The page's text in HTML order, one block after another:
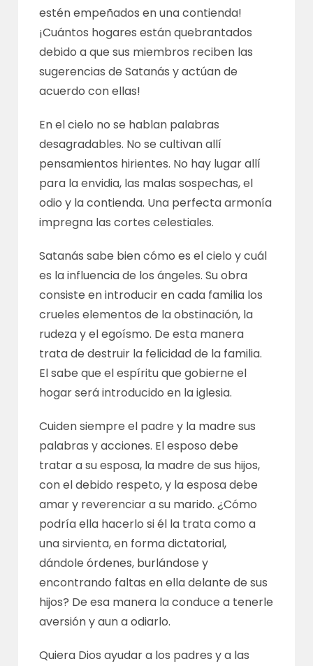
estén empeñados en una contienda!
¡Cuántos hogares están quebrantados
debido a que sus miembros reciben las
sugerencias de Satanás y actúan de
acuerdo con ellas!
En el cielo no se hablan palabras
desagradables. No se cultivan allí
pensamientos hirientes. No hay lugar allí
para la envidia, las malas sospechas, el
odio y la contienda. Una perfecta armonía
impregna las cortes celestiales.
Satanás sabe bien cómo es el cielo y cuál
es la influencia de los ángeles. Su obra
consiste en introducir en cada familia los
crueles elementos de la obstinación, la
rudeza y el egoísmo. De esta manera
trata de destruir la felicidad de la familia.
El sabe que el espíritu que gobierne el
hogar será introducido en la iglesia.
Cuiden siempre el padre y la madre sus
palabras y acciones. El esposo debe
tratar a su esposa, la madre de sus hijos,
con el debido respeto, y la esposa debe
amar y reverenciar a su marido. ¿Cómo
podría ella hacerlo si él la trata como a
una sirvienta, en forma dictatorial,
dándole órdenes, burlándose y
encontrando faltas en ella delante de sus
hijos? De esa manera la conduce a tenerle
aversión y aun a odiarlo.
Quiera Dios ayudar a los padres y a las